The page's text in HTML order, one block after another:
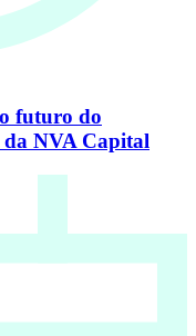
futuro do
da NVA Capital